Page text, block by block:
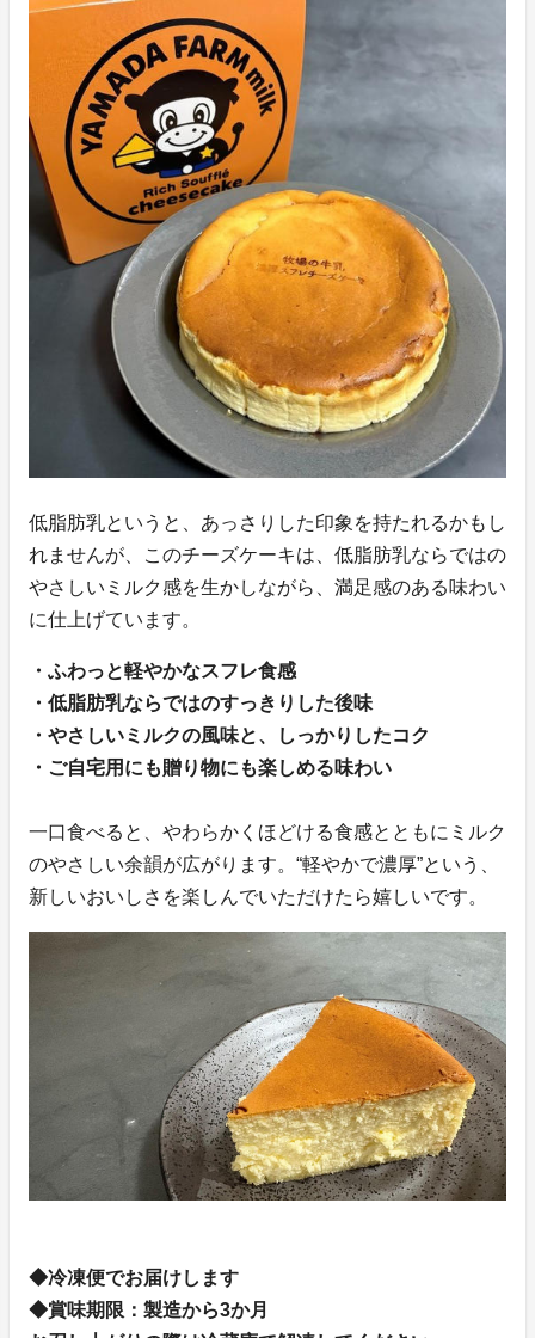
低脂肪乳というと、あっさりした印象を持たれるかもし
れませんが、このチーズケーキは、低脂肪乳ならではの
やさしいミルク感を生かしながら、満足感のある味わい
に仕上げています。
・ふわっと軽やかなスフレ食感
・低脂肪乳ならではのすっきりした後味
・やさしいミルクの風味と、しっかりしたコク
・ご自宅用にも贈り物にも楽しめる味わい
一口食べると、やわらかくほどける食感とともにミルク
のやさしい余韻が広がります。“軽やかで濃厚”という、
新しいおいしさを楽しんでいただけたら嬉しいです。
◆冷凍便でお届けします
◆賞味期限：製造から3か月